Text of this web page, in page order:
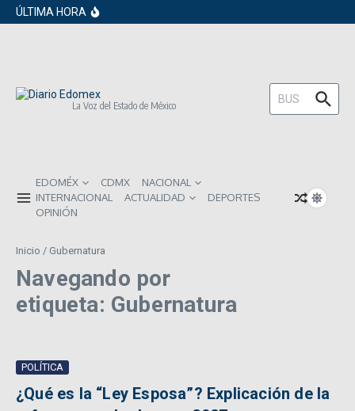
Saltar al contenido
ÚLTIMA HORA
inversionistas extranjeros; emite nueva
comunes entre los mexicanos
La Voz del Estado de México
Buscar:
EDOMÉX CDMX
NACIONAL
INTERNACIONAL
ACTUALIDAD
DEPORTES
OPINIÓN
Inicio / Gubernatura
Navegando por
etiqueta: Gubernatura
POLÍTICA
¿Qué es la “Ley Esposa”? Explicación de la